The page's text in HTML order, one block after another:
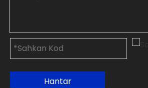
Hantar